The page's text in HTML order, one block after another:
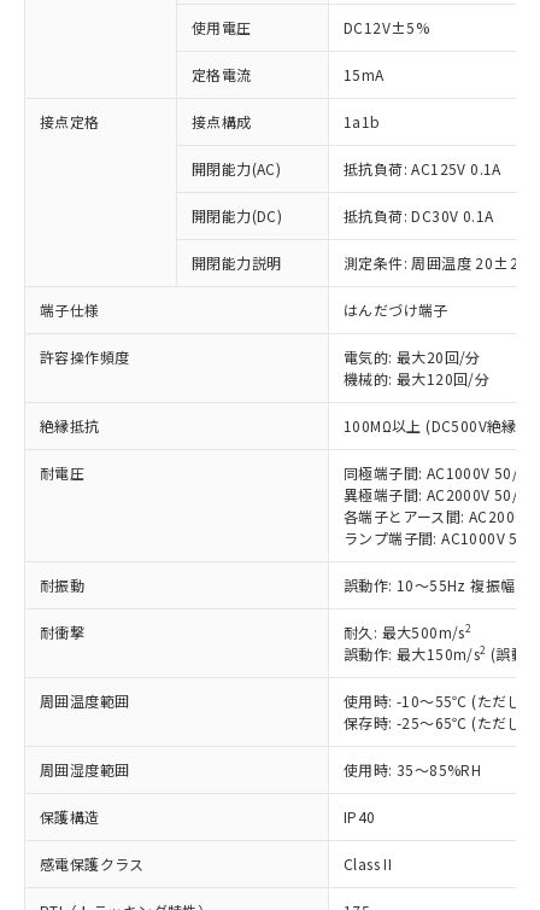
使用電圧 DC12V±5%
定格電流 15mA
接点定格 接点構成 1a1b
開閉能力(AC) 抵抗負荷: AC125V 0.1A
開閉能力(DC) 抵抗負荷: DC30V 0.1A
開閉能力説明 測定条件: 周囲温度 20±2℃
端子仕様 はんだづけ端子
許容操作頻度
電気的: 最大20回/分
機械的: 最大120回/分
絶縁抵抗 100MΩ以上 (DC500V絶縁抵
耐電圧
同極端子間: AC1000V 50/
異極端子間: AC2000V 50/
各端子とアース間:
ランプ端子間: AC1000V
耐振動 誤動作: 10～55Hz 複振幅
耐衝撃 耐久: 最大500m/s2
誤動作: 最大150m/s2 (誤動
周囲温度範囲
使用時: -10～55℃ (ただし、
保存時: -25～65℃ (ただし、
周囲湿度範囲 使用時: 35～85%RH
保護構造 IP40
感電保護クラス Class II
以下の条件をお読みいただき、同意のうえ
本サービスは、当社制御機器事業取扱
商品の当社在庫状況および標準価格
(税抜)を提供させていただくもので
当社制御機器事業取扱商品の中には、
本サービスの対象外となる商品もある
ことをご了承ください。
在庫状況および標準価格照会結果は、
記載している更新日時点での社内デー
タに基づき作成されるものであり、閲
覧された時点での実際の在庫および標
※1 対応状況
非含有に対応した製品が提供可能な商品で
対応予定：EU RoHS指令（10物質）の非含
有に対応した製品に切り替える予定のある
対応予定なし：EU RoHS指令（10物質）の
非含有に非対応の商品で、対応品を出す予
調査・確認中：EU RoHS指令（10物質）の
非含有の対応状況を調査中または確認中の
非該当品：ライセンス料など無形物で、有
害物質有無と関係のない商品です。
仕入先様の事情により、非含有部品として
いたものが、含有品と判明した場合などや
むを得ず変更することがあります。
鉛(Pb) 1000ppm以下、 水銀(Hg) 1000ppm以下、 カド
六価クロム(Cr(Ⅵ)) 1000ppm以下、ポリ臭化ビフェニル
「○」：最大均質材料含有率が中国RoHSの
基準値以下であることを示します。
「×」：最大均質材料含有率が中国RoHSの
基準値を超えていることを示します。
「－」：未確認です。当社販売部門へお問
い合わせください。
*中国RoHS10物質の基準値 (GB/T26572)：
Pb(鉛) :1000ppm、 Hg(水銀) : 1000ppm、 Cd(カドミウ
当社は、これら貴社製品のうち、外国
（以下｢規制貨物等」という）を輸出
または国外への提供する場合は、日本
国政府の輸出許可(または役務取引許
記